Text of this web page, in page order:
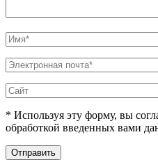
* Используя эту форму, вы
обработкой введенных вами